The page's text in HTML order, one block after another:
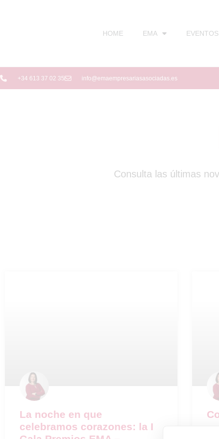
HOME EMA EVENTOS
+34 613 37 02 35 info@emaempresariasasociadas.es
Consulta las últimas
La noche en que
celebramos corazones: la I